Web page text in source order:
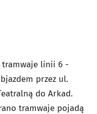
tramwaje linii 6 -
przez ul.
do Arkad.
tramwaje pojadą